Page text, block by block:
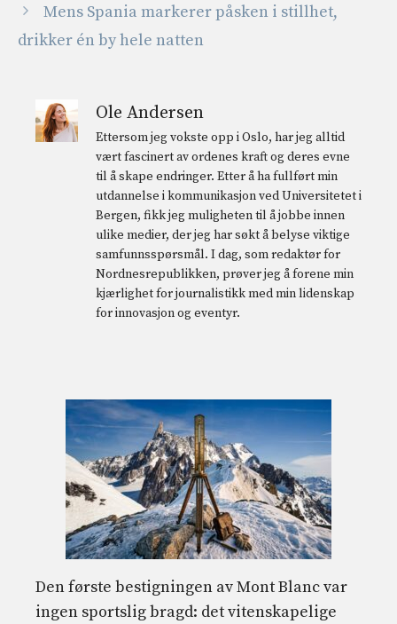
Mens Spania markerer påsken i stillhet,
drikker én by hele natten
Ole Andersen
Ettersom jeg vokste opp i Oslo, har jeg alltid
vært fascinert av ordenes kraft og deres evne
til å skape endringer. Etter å ha fullført min
utdannelse i kommunikasjon ved Universitetet i
Bergen, fikk jeg muligheten til å jobbe innen
ulike medier, der jeg har søkt å belyse viktige
samfunnsspørsmål. I dag, som redaktør for
Nordnesrepublikken, prøver jeg å forene min
kjærlighet for journalistikk med min lidenskap
for innovasjon og eventyr.
Den første bestigningen av Mont Blanc var
ingen sportslig bragd: det vitenskapelige